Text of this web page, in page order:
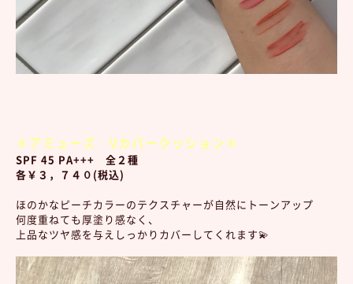
＊アミューズ Vカバークッション＊
SPF 45 PA+++ 全２種
各￥３，７４０(税込)
ほのかなピーチカラーのテクスチャーが自然にトーンアップ
何度重ねても厚塗り感なく、
上品なツヤ感を与えしっかりカバーしてくれます💫